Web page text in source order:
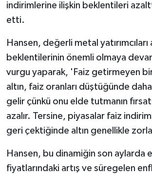
indirimlerine ilişkin beklentileri
etti.
Hansen, değerli metal yatırımcıları
beklentilerinin önemli olmaya
vurgu yaparak, 'Faiz getirmeyen
altın, faiz oranları düştüğünde
gelir çünkü onu elde tutmanın
azalır. Tersine, piyasalar faiz
geri çektiğinde altın genellikle
Hansen, bu dinamiğin son aylarda
fiyatlarındaki artış ve süregelen